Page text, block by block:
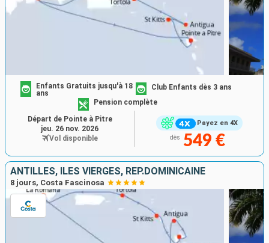
Payez en 4X
Enfants Gratuits jusqu'à 18
ans
Club Enfants dès 3 ans
Pension complète
dès 549 €
Départ de Pointe à Pitre
jeu. 26 nov. 2026
Vol disponible
ANTILLES, ILES VIERGES, RÉP.DOMINICAINE
8 jours, Costa Fascinosa